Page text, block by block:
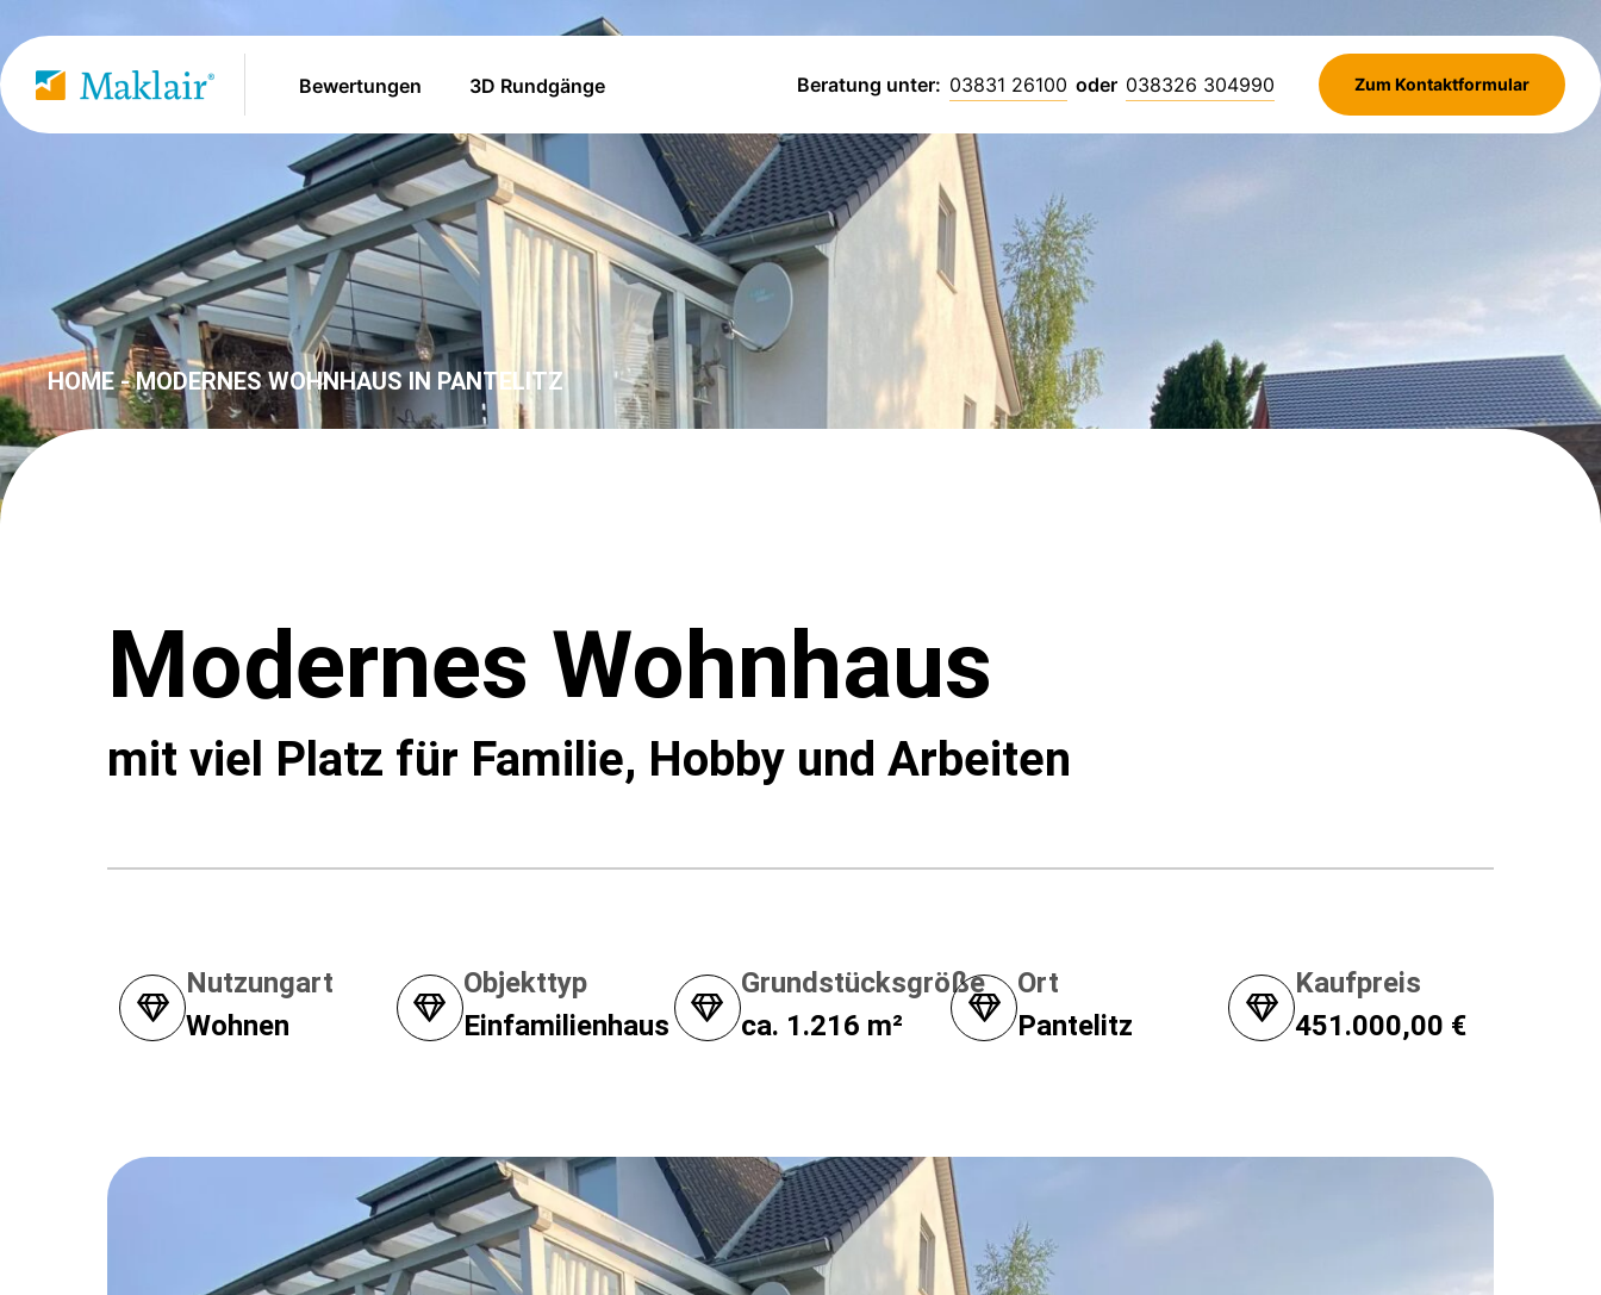
Bewertungen 3D Rundgänge Beratung unter: 03831 26100 oder 038326 304990 Zum Kontaktformular
HOME - MODERNES WOHNHAUS IN PANTELITZ
Modernes Wohnhaus
mit viel Platz für Familie, Hobby und Arbeiten
Nutzungart
Wohnen
Objekttyp
Einfamilienhaus
Grundstücksgröße
ca. 1.216 m²
Ort
Pantelitz
Kaufpreis
451.000,00 €